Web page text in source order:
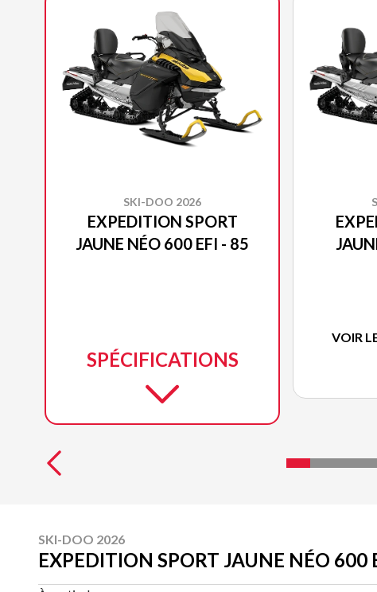
SKI-DOO 2026
EXPEDITION SPORT
JAUNE NÉO 600 EFI - 85
SPÉCIFICATIONS
VOIR
SKI-DOO 2026
EXPEDITION SPORT JAUNE NÉO 600